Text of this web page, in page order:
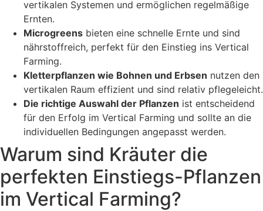
vertikalen Systemen und ermöglichen regelmäßige
Ernten.
Microgreens bieten eine schnelle Ernte und sind
nährstoffreich, perfekt für den Einstieg ins Vertical
Farming.
Kletterpflanzen wie Bohnen und Erbsen nutzen den
vertikalen Raum effizient und sind relativ pflegeleicht.
Die richtige Auswahl der Pflanzen ist entscheidend
für den Erfolg im Vertical Farming und sollte an die
individuellen Bedingungen angepasst werden.
Warum sind Kräuter die
perfekten Einstiegs-Pflanzen
im Vertical Farming?